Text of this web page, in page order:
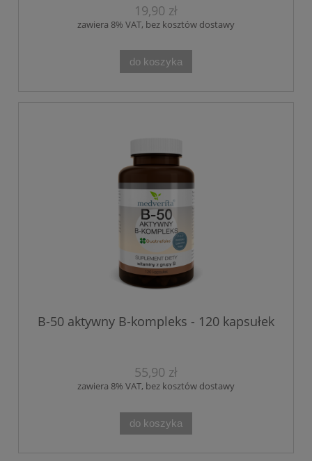
19,90 zł
zawiera 8% VAT, bez kosztów dostawy
do koszyka
B-50 aktywny B-kompleks - 120 kapsułek
55,90 zł
zawiera 8% VAT, bez kosztów dostawy
do koszyka